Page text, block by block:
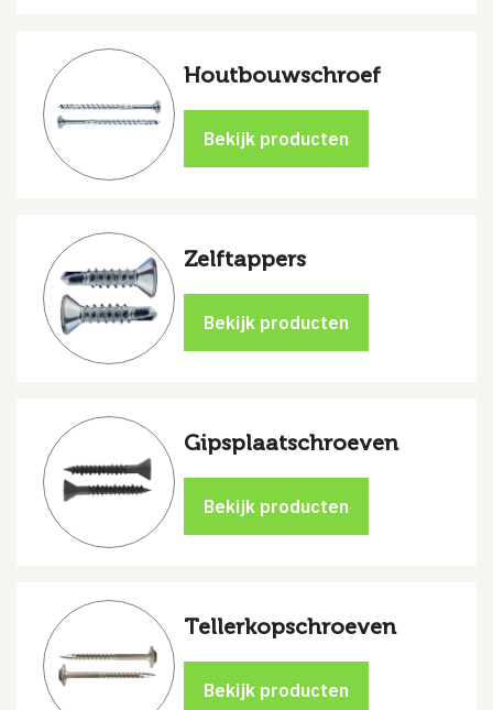
Houtbouwschroef
Zelftappers
Gipsplaatschroeven
Tellerkopschroeven